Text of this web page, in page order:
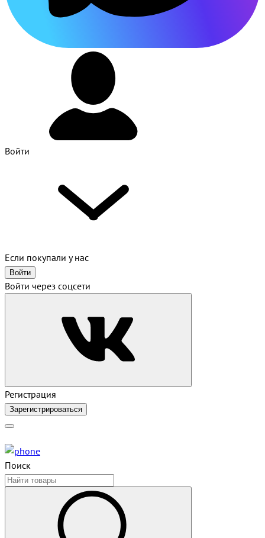
Войти
Если покупали у нас
Войти
Войти через соцсети
Регистрация
Зарегистрироваться
Поиск